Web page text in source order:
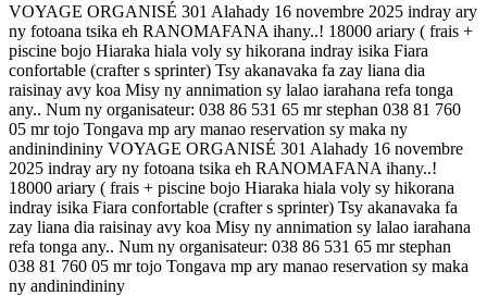
VOYAGE ORGANISÉ 301 Alahady 16 novembre 2025 indray ary
ny fotoana tsika eh RANOMAFANA ihany..! 18000 ariary ( frais +
piscine bojo Hiaraka hiala voly sy hikorana indray isika Fiara
confortable (crafter s sprinter) Tsy akanavaka fa zay liana dia
raisinay avy koa Misy ny annimation sy lalao iarahana refa tonga
any.. Num ny organisateur: 038 86 531 65 mr stephan 038 81 760
05 mr tojo Tongava mp ary manao reservation sy maka ny
andinindininy VOYAGE ORGANISÉ 301 Alahady 16 novembre
2025 indray ary ny fotoana tsika eh RANOMAFANA ihany..!
18000 ariary ( frais + piscine bojo Hiaraka hiala voly sy hikorana
indray isika Fiara confortable (crafter s sprinter) Tsy akanavaka fa
zay liana dia raisinay avy koa Misy ny annimation sy lalao iarahana
refa tonga any.. Num ny organisateur: 038 86 531 65 mr stephan
038 81 760 05 mr tojo Tongava mp ary manao reservation sy maka
ny andinindininy